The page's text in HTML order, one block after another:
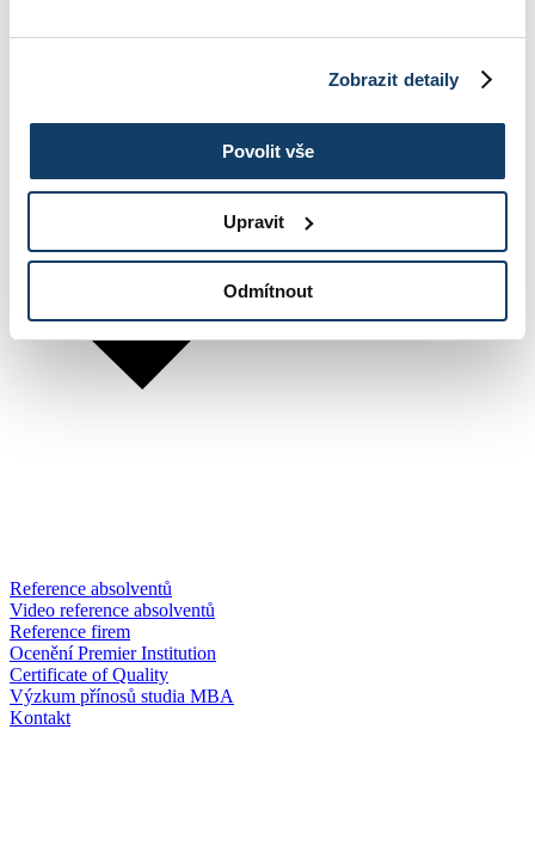
Zobrazit detaily
Povolit vše
Upravit
Odmítnout
Reference absolventů
Video reference absolventů
Reference firem
Ocenění Premier Institution
Certificate of Quality
Výzkum přínosů studia MBA
Kontakt